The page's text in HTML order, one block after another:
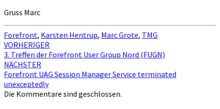
Gruss Marc
Forefront, Karsten Hentrup, Marc Grote, TMG
Beitragsnavigation
VORHERIGER
3. Treffen der Forefront User Group Nord (FUGN)
NÄCHSTER
Forefront UAG Session Manager Service terminated
unexceptedly
Die Kommentare sind geschlossen.